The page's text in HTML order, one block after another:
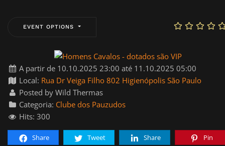
EVENT OPTIONS
A partir de 10.10.2025 23:00 até 11.10.2025 05:00
Local: Rua Dr Veiga Filho 802 Higienópolis São Paulo
Posted by Wild Thermas
Categoria: Clube dos Pauzudos
Hits: 300
Share Tweet Share
Pin